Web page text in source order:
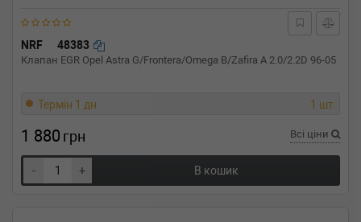
NRF 48383
Клапан EGR Opel Astra G/Frontera/Omega B/Zafira A 2.0/2.2D 96-05
Термін 1 дн. 1 шт.
1 880 грн Всі ціни
- + В кошик